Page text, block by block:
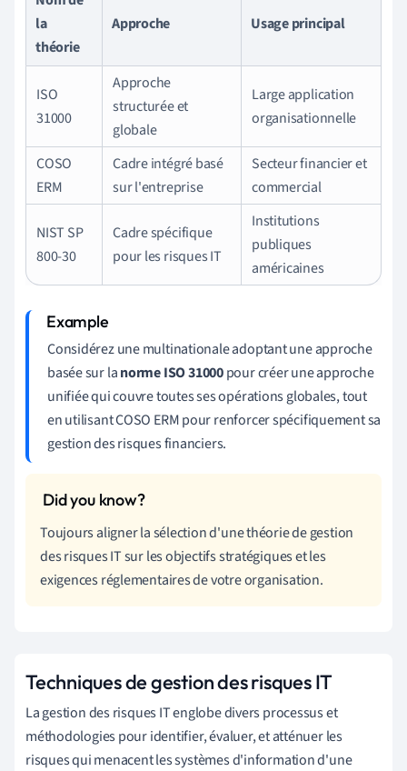
la
théorie
Approche Usage principal
ISO
31000
Approche
structurée et
globale
Large application
organisationnelle
COSO
ERM
Cadre intégré basé
sur l'entreprise
Secteur financier et
commercial
NIST SP
800-30
Cadre spécifique
pour les risques IT
Institutions
publiques
américaines
Considérez une multinationale adoptant une approche
basée sur lanorme ISO 31000pour créer une approche
unifiée qui couvre toutes ses opérations globales, tout
en utilisant COSO ERM pour renforcer spécifiquement sa
gestion des risques financiers.
Toujours aligner la sélection d'une théorie de gestion
des risques IT sur les objectifs stratégiques et les
exigences réglementaires de votre organisation.
Techniques de gestion des risques IT
La gestion des risques IT englobe divers processus et
méthodologies pour identifier, évaluer, et atténuer les
risques qui menacent les systèmes d'information d'une